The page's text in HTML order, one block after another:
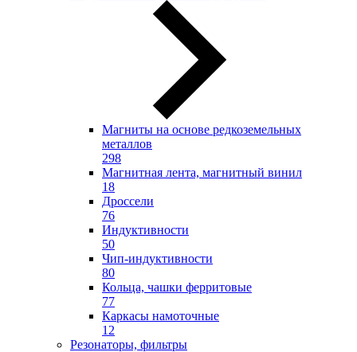
Магниты на основе редкоземельных
металлов
298
Магнитная лента, магнитный винил
18
Дроссели
76
Индуктивности
50
Чип-индуктивности
80
Кольца, чашки ферритовые
77
Каркасы намоточные
12
Резонаторы, фильтры